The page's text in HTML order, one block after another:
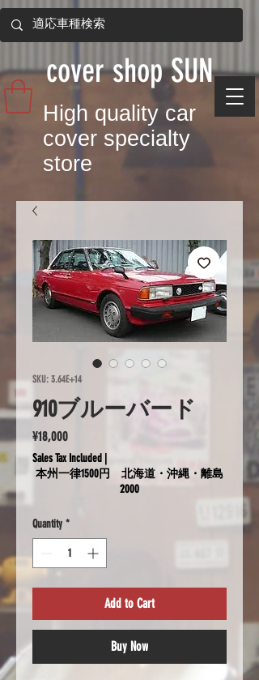
​High quality car
cover specialty
store
​cover shop SUN
SKU: 3.64E+14
910ブルーバード
¥18,000Price
Sales Tax Included
本州一律1500円 北海道・沖縄・離島
2000
Quantity *
Add to Cart
Buy Now